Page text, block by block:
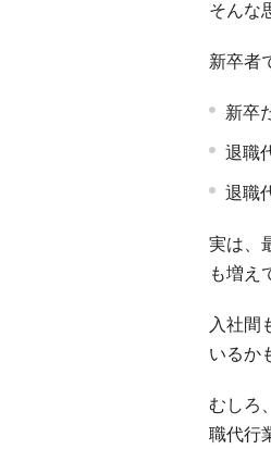
そんな
新卒者
新卒
退職
退職
実は、
も増え
入社間
いるか
むしろ
職代行